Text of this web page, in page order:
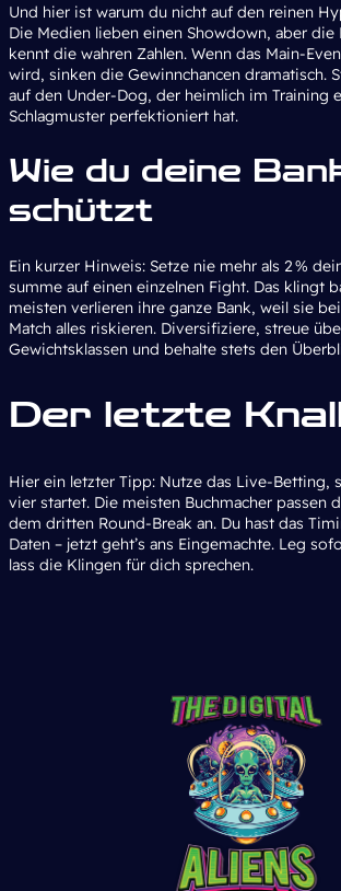
Und hier ist warum du nicht auf den reinen
Die Medien lieben einen Showdown, aber
kennt die wahren Zahlen. Wenn das Main-
wird, sinken die Gewinnchancen dramatisch.
auf den Under-Dog, der heimlich im Training
Schlagmuster perfektioniert hat.
Wie du deine
schützt
Ein kurzer Hinweis: Setze nie mehr als 2 %
summe auf einen einzelnen Fight. Das klingt
meisten verlieren ihre ganze Bank, weil sie
Match alles riskieren. Diversifiziere, streue
Gewichtsklassen und behalte stets den
Der letzte
Hier ein letzter Tipp: Nutze das Live-Betting,
vier startet. Die meisten Buchmacher passen
dem dritten Round-Break an. Du hast das
Daten – jetzt geht’s ans Eingemachte. Leg
lass die Klingen für dich sprechen.